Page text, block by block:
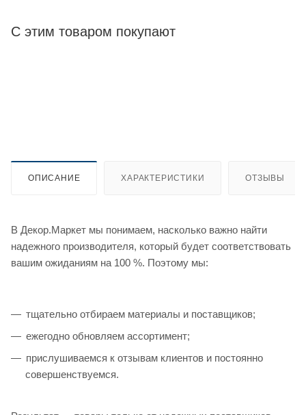
С этим товаром покупают
ОПИСАНИЕ ХАРАКТЕРИСТИКИ ОТЗЫВЫ
В Декор.Маркет мы понимаем, насколько важно найти
надежного производителя, который будет соответствовать
вашим ожиданиям на 100 %. Поэтому мы:
тщательно отбираем материалы и поставщиков;
ежегодно обновляем ассортимент;
прислушиваемся к отзывам клиентов и постоянно
совершенствуемся.